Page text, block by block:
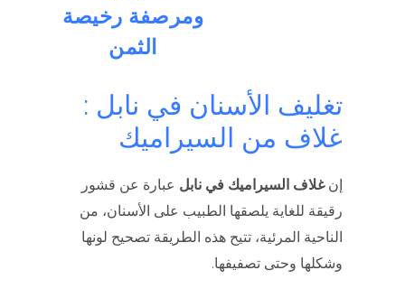
ومرصفة رخيصة
الثمن
تغليف الأسنان في نابل :
غلاف من السيراميك
إنغلاف السيراميك في نابل عبارة عن قشور
رقيقة للغاية يلصقها الطبيب على الأسنان، من
الناحية المرئية، تتيح هذه الطريقة تصحيح لونها
وشكلها وحتى تصفيفها.